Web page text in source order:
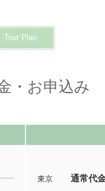
Tour Plan
・お申込み
東京 通常代